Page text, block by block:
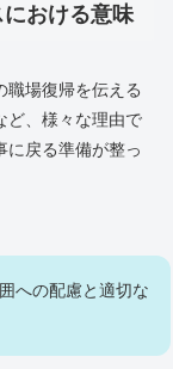
における意味
職場復帰を伝える
ど、様々な理由で
に戻る準備が整っ
への配慮と適切な